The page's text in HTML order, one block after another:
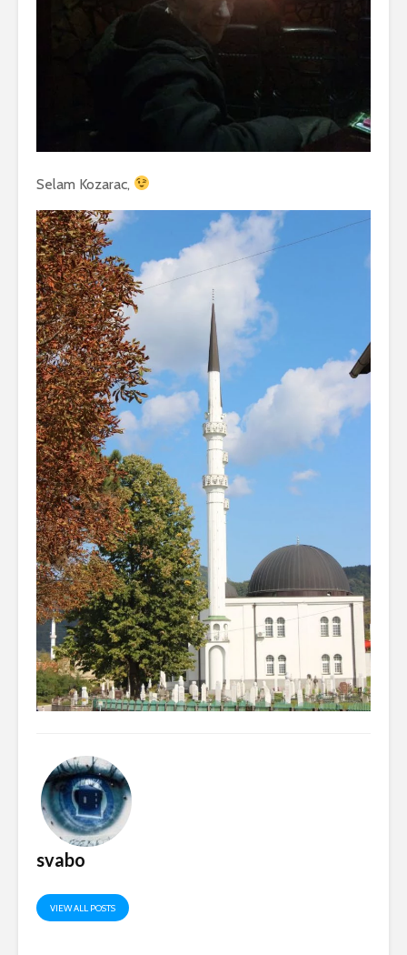
Selam Kozarac,
svabo
VIEW ALL POSTS